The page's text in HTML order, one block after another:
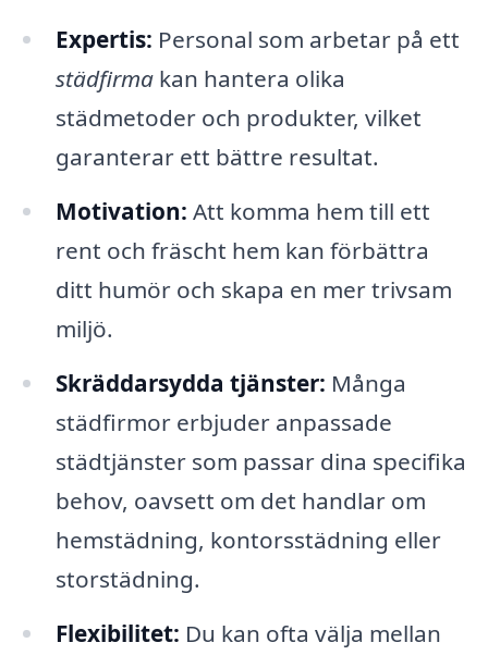
Expertis: Personal som arbetar på ett
städfirmakan hantera olika
städmetoder och produkter, vilket
garanterar ett bättre resultat.
Motivation: Att komma hem till ett
rent och fräscht hem kan förbättra
ditt humör och skapa en mer trivsam
miljö.
Skräddarsydda tjänster: Många
städfirmor erbjuder anpassade
städtjänster som passar dina specifika
behov, oavsett om det handlar om
hemstädning, kontorsstädning eller
storstädning.
Flexibilitet: Du kan ofta välja mellan